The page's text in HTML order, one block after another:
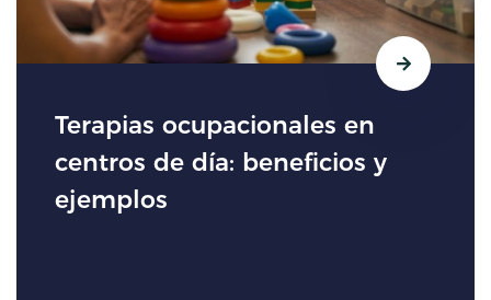
Terapias ocupacionales en
centros de día: beneficios y
ejemplos